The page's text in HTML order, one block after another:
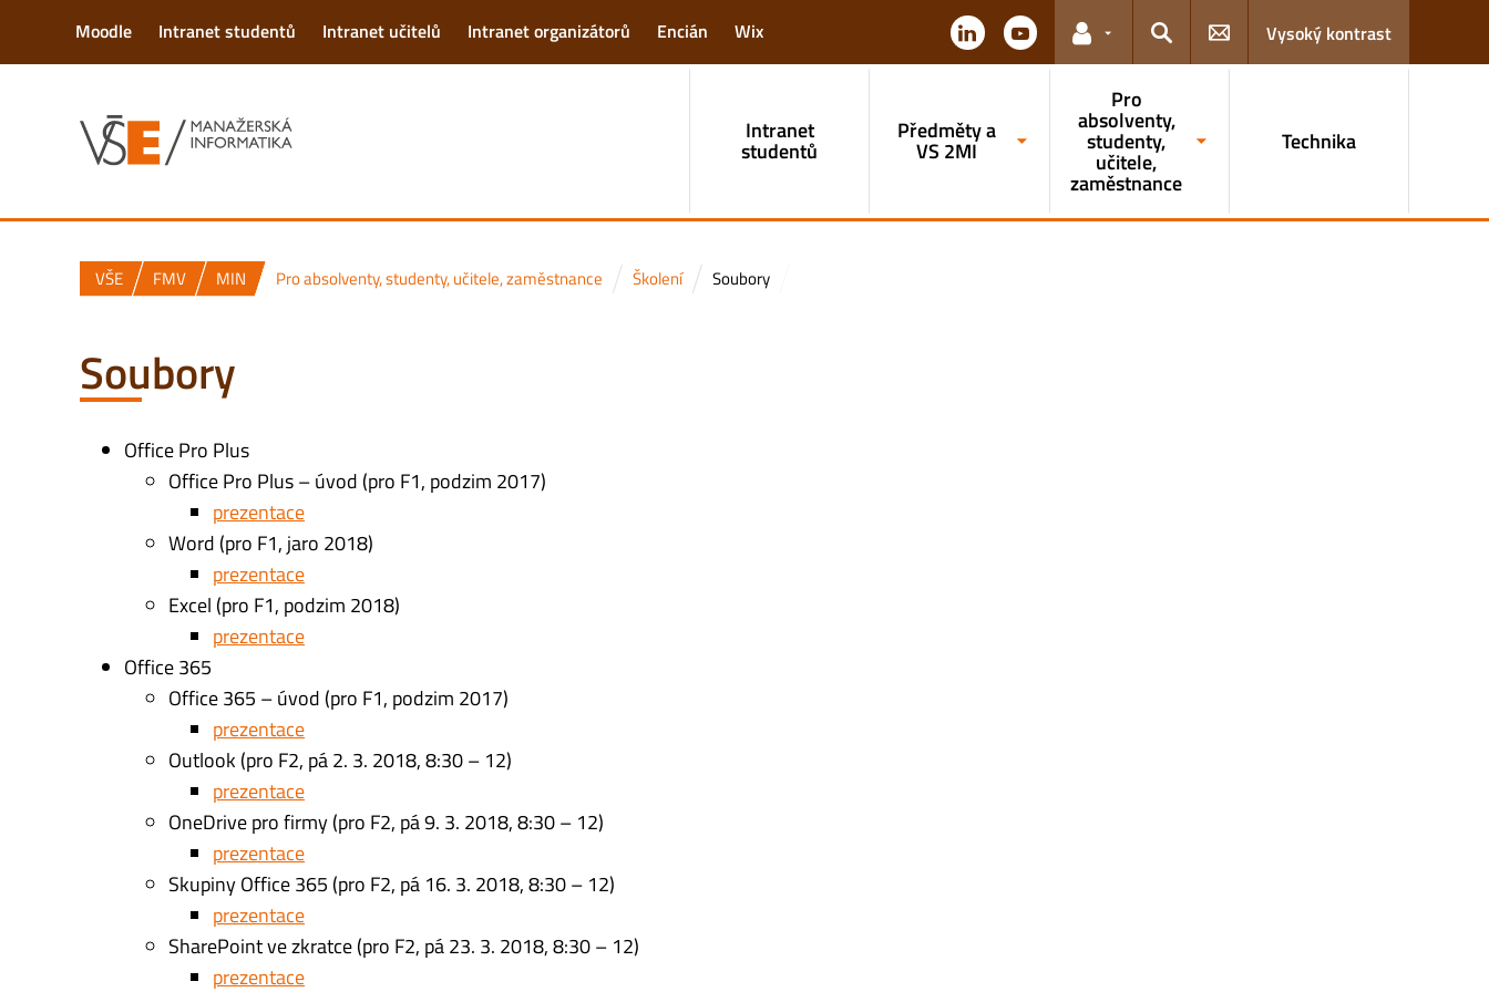
Moodle Intranet studentů Intranet učitelů Intranet organizátorů Encián Wix
Odkazy pro uživatele
Hledat
Vysoký kontrast
Intranet
studentů
Předměty a
VS 2MI
Pro
absolventy,
studenty,
učitele,
zaměstnance
Technika
VŠE FMV MIN Pro absolventy, studenty, učitele, zaměstnance Školení Soubory
Soubory
Office Pro Plus
Office Pro Plus – úvod (pro F1, podzim 2017)
prezentace
Word (pro F1, jaro 2018)
prezentace
Excel (pro F1, podzim 2018)
prezentace
Office 365
Office 365 – úvod (pro F1, podzim 2017)
prezentace
Outlook (pro F2, pá 2. 3. 2018, 8:30 – 12)
prezentace
OneDrive pro firmy (pro F2, pá 9. 3. 2018, 8:30 – 12)
prezentace
Skupiny Office 365 (pro F2, pá 16. 3. 2018, 8:30 – 12)
prezentace
SharePoint ve zkratce (pro F2, pá 23. 3. 2018, 8:30 – 12)
prezentace